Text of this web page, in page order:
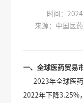
时间：
来源：中国医
一、全球医药贸易
2023年全球医药
2022年下降3.25%